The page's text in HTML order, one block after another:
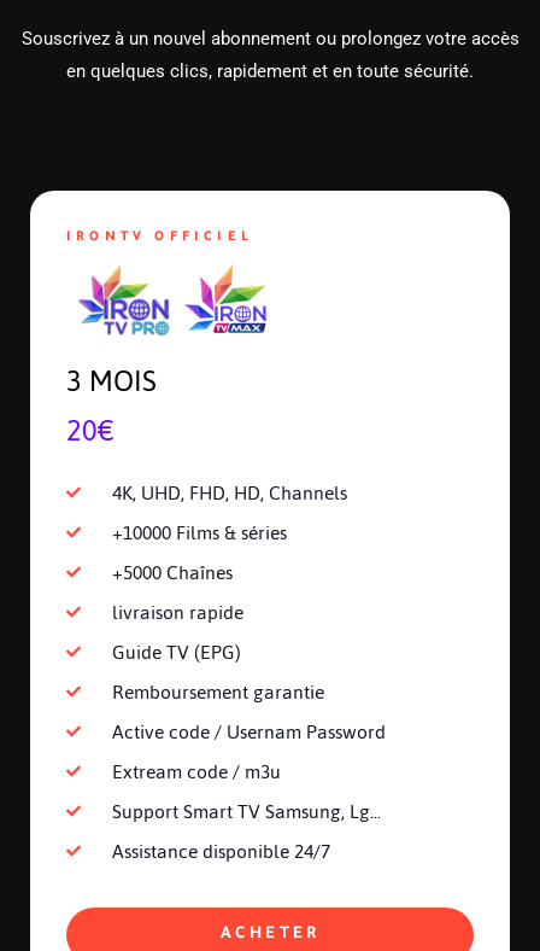
Souscrivez à un nouvel abonnement ou prolongez votre accès
en quelques clics, rapidement et en toute sécurité.
IRONTV OFFICIEL
3 MOIS
20€
4K, UHD, FHD, HD, Channels
+10000 Films & séries
+5000 Chaînes
livraison rapide
Guide TV (EPG)
Remboursement garantie
Active code / Usernam Password
Extream code / m3u
Support Smart TV Samsung, Lg...
Assistance disponible 24/7
ACHETER